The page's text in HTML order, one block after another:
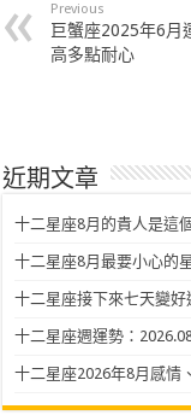
Previous
巨蟹座2025年6月
高多點耐心
近期文章
十二星座8月的貴人是這
十二星座8月最要小心的
十二星座接下來七天變好
十二星座週運勢：
十二星座2026年8月感情